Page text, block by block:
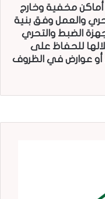
مخفية وخارج
والعمل وفق بنية
الضبط والتحري
للحفاظ على
أو عوارض في الظروف